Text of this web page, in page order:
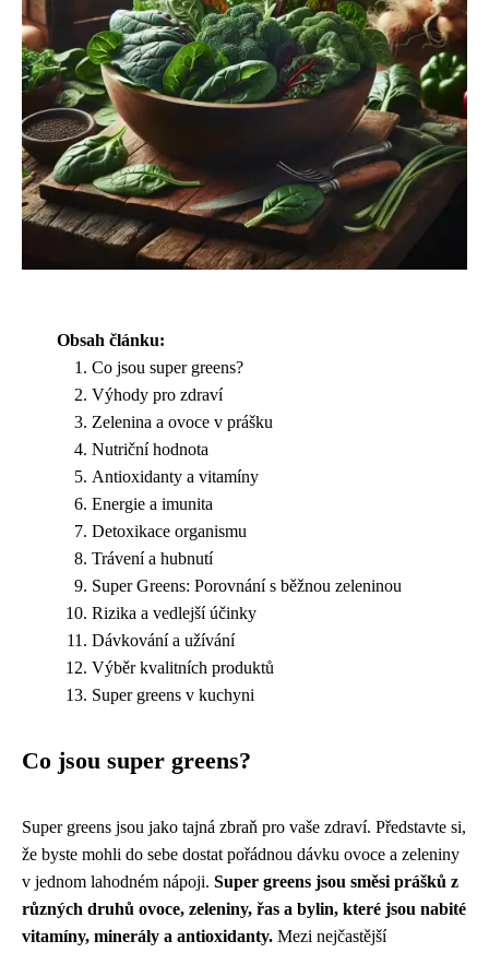
Obsah článku:
Co jsou super greens?
Výhody pro zdraví
Zelenina a ovoce v prášku
Nutriční hodnota
Antioxidanty a vitamíny
Energie a imunita
Detoxikace organismu
Trávení a hubnutí
Super Greens: Porovnání s běžnou zeleninou
Rizika a vedlejší účinky
Dávkování a užívání
Výběr kvalitních produktů
Super greens v kuchyni
Co jsou super greens?
Super greens jsou jako tajná zbraň pro vaše zdraví. Představte si,
že byste mohli do sebe dostat pořádnou dávku ovoce a zeleniny
v jednom lahodném nápoji. Super greens jsou směsi prášků z
různých druhů ovoce, zeleniny, řas a bylin, které jsou nabité
vitamíny, minerály a antioxidanty. Mezi nejčastější